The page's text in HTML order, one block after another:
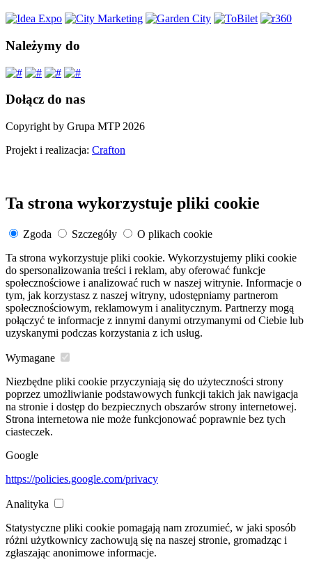
Należymy do
Dołącz do nas
Copyright by Grupa MTP 2026
Projekt i realizacja: Crafton
Ta strona wykorzystuje pliki cookie
Zgoda Szczegóły
O plikach cookie
Ta strona wykorzystuje pliki cookie. Wykorzystujemy pliki cookie
do spersonalizowania treści i reklam, aby oferować funkcje
społecznościowe i analizować ruch w naszej witrynie. Informacje o
tym, jak korzystasz z naszej witryny, udostępniamy partnerom
społecznościowym, reklamowym i analitycznym. Partnerzy mogą
połączyć te informacje z innymi danymi otrzymanymi od Ciebie lub
uzyskanymi podczas korzystania z ich usług.
Wymagane
Niezbędne pliki cookie przyczyniają się do użyteczności strony
poprzez umożliwianie podstawowych funkcji takich jak nawigacja
na stronie i dostęp do bezpiecznych obszarów strony internetowej.
Strona internetowa nie może funkcjonować poprawnie bez tych
ciasteczek.
Google
https://policies.google.com/privacy
Analityka
Statystyczne pliki cookie pomagają nam zrozumieć, w jaki sposób
różni użytkownicy zachowują się na naszej stronie, gromadząc i
zgłaszając anonimowe informacje.